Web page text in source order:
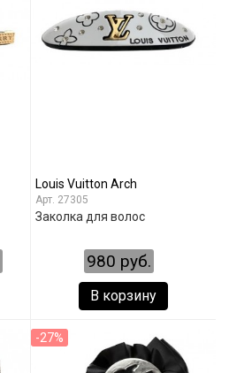
Louis Vuitton Arch
27305
Заколка для волос
980 руб.
В корзину
-27%